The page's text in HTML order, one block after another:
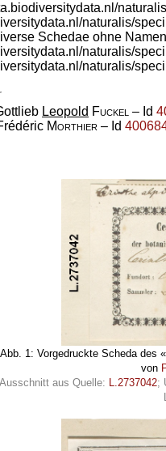
naturalis/
Schedae ohne
naturalis/
naturalis/
Leopold Fuckel – Id
Morthier – Id
Abb. 1: Vorgedruckte Scheda des
von
aus Quelle:
L.2737042;